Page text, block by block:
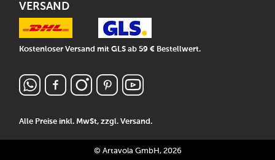
Alle Preise inkl. MwSt, zzgl.Versand.
VERSAND
Kostenloser Versand mit GLS ab 59 € Bestellwert.
© Artavola GmbH, 2026